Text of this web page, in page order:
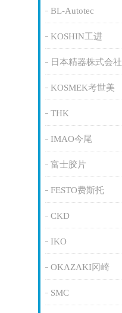
BL-Autotec
KOSHIN工进
日本精器株式会社
KOSMEK考世美
THK
IMAO今尾
富士胶片
FESTO费斯托
CKD
IKO
OKAZAKI冈崎
SMC